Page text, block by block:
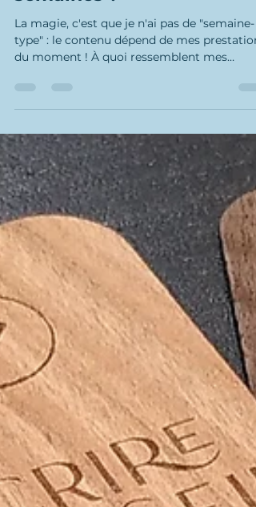
semaines ?
La magie, c'est que je n'ai pas de "semaine-
semaines, au cabinet ou ailleurs ? Par
vidéos de formation dans le cadre d'une
préparation au CRPE, préparation de posts
réseaux et site internet. Mardi : préparation
d'atelier, cours particulier de marketing,
édition d'un devis, compta, animation d'un
atelier d'écriture. Mercredi : permanence
d'écritur